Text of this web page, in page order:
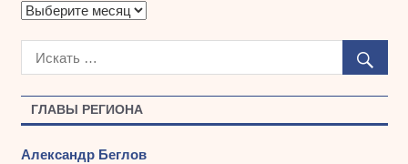
ГЛАВЫ РЕГИОНА
Александр Беглов
А
х
ы